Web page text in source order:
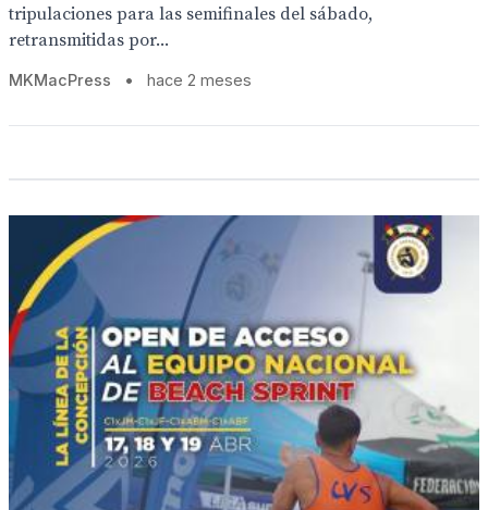
tripulaciones para las semifinales del sábado,
retransmitidas por...
MKMacPress • hace 2 meses